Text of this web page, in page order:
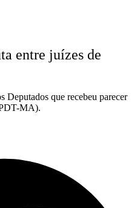
entre juízes de
Deputados que recebeu parecer
MA).